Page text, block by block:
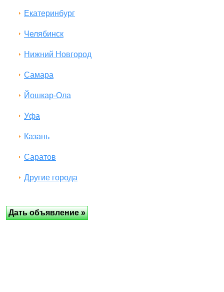
Екатеринбург
Челябинск
Нижний Новгород
Самара
Йошкар-Ола
Уфа
Казань
Саратов
Другие города